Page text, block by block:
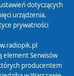
dotyczących
urządzenia.
prywatności
element Serwisów
producentem